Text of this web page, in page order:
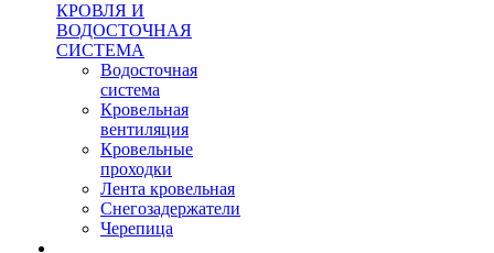
КРОВЛЯ И
ВОДОСТОЧНАЯ
СИСТЕМА
Водосточная
система
Кровельная
вентиляция
Кровельные
проходки
Лента кровельная
Снегозадержатели
Черепица